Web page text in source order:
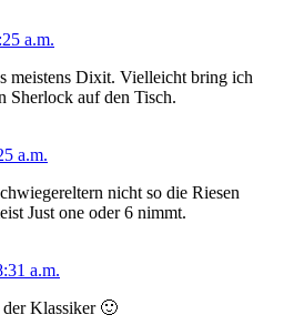
a.m.
meistens Dixit. Vielleicht bring ich
Sherlock auf den Tisch.
a.m.
nicht so die Riesen
Just one oder 6 nimmt.
a.m.
Klassiker 🙂